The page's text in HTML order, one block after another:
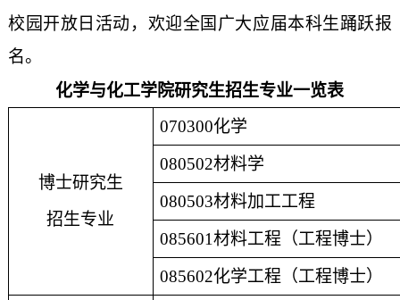
校园开放日活动 ，欢迎全国广大应届本科生踊跃报
名。
化学与化工学院研究生招生专业一览表
博士研究生
招生专业
070300化学
080502材料学
080503材料加工工程
085601材料工程 （工程博士）
085602化学工程 （工程博士）